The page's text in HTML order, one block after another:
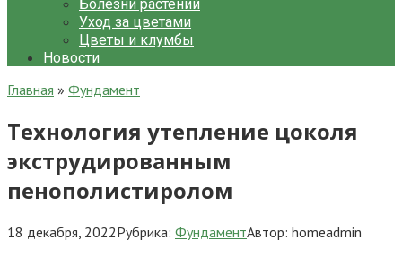
Болезни растений
Уход за цветами
Цветы и клумбы
Новости
Главная » Фундамент
Технология утепление цоколя
экструдированным
пенополистиролом
18 декабря, 2022Рубрика: ФундаментАвтор: homeadmin